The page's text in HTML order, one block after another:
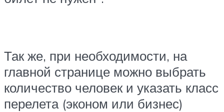
Так же, при необходимости, на
главной странице можно выбрать
количество человек и указать класс
перелета (эконом или бизнес)